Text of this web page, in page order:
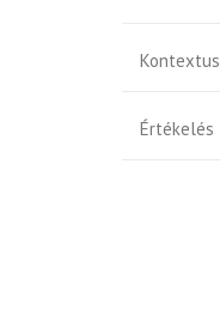
Kontextus
Értékelés